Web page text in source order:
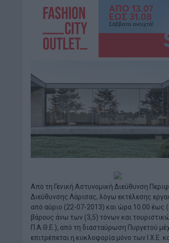
Από τη Γενική Αστυνομική Διεύθυνση
Διεύθυνσης Λάρισας, λόγω εκτέλεσης
από αύριο (22-07-2013) και ώρα 10.00 έως
βάρους άνω των (3,5) τόνων και
Π.Α.Θ.Ε.), από τη διασταύρωση Πυργετού
επιτρέπεται η κυκλοφορία μόνο των Ι.Χ.Ε.